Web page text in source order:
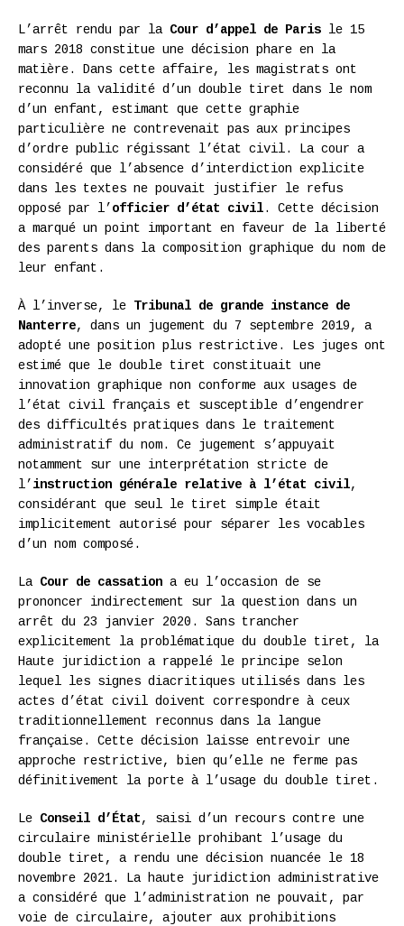
L’arrêt rendu par la Cour d’appel de Paris le 15
mars 2018 constitue une décision phare en la
matière. Dans cette affaire, les magistrats ont
reconnu la validité d’un double tiret dans le nom
d’un enfant, estimant que cette graphie
particulière ne contrevenait pas aux principes
d’ordre public régissant l’état civil. La cour a
considéré que l’absence d’interdiction explicite
dans les textes ne pouvait justifier le refus
opposé par l’ officier d’état civil. Cette décision
a marqué un point important en faveur de la liberté
des parents dans la composition graphique du nom de
leur enfant.
À l’inverse, le Tribunal de grande instance de
Nanterre, dans un jugement du 7 septembre 2019, a
adopté une position plus restrictive. Les juges ont
estimé que le double tiret constituait une
innovation graphique non conforme aux usages de
l’état civil français et susceptible d’engendrer
des difficultés pratiques dans le traitement
administratif du nom. Ce jugement s’appuyait
notamment sur une interprétation stricte de
l’ instruction générale relative à l’état civil,
considérant que seul le tiret simple était
implicitement autorisé pour séparer les vocables
d’un nom composé.
La Cour de cassation a eu l’occasion de se
prononcer indirectement sur la question dans un
arrêt du 23 janvier 2020. Sans trancher
explicitement la problématique du double tiret, la
Haute juridiction a rappelé le principe selon
lequel les signes diacritiques utilisés dans les
actes d’état civil doivent correspondre à ceux
traditionnellement reconnus dans la langue
française. Cette décision laisse entrevoir une
approche restrictive, bien qu’elle ne ferme pas
définitivement la porte à l’usage du double tiret.
Le Conseil d’État, saisi d’un recours contre une
circulaire ministérielle prohibant l’usage du
double tiret, a rendu une décision nuancée le 18
novembre 2021. La haute juridiction administrative
a considéré que l’administration ne pouvait, par
voie de circulaire, ajouter aux prohibitions